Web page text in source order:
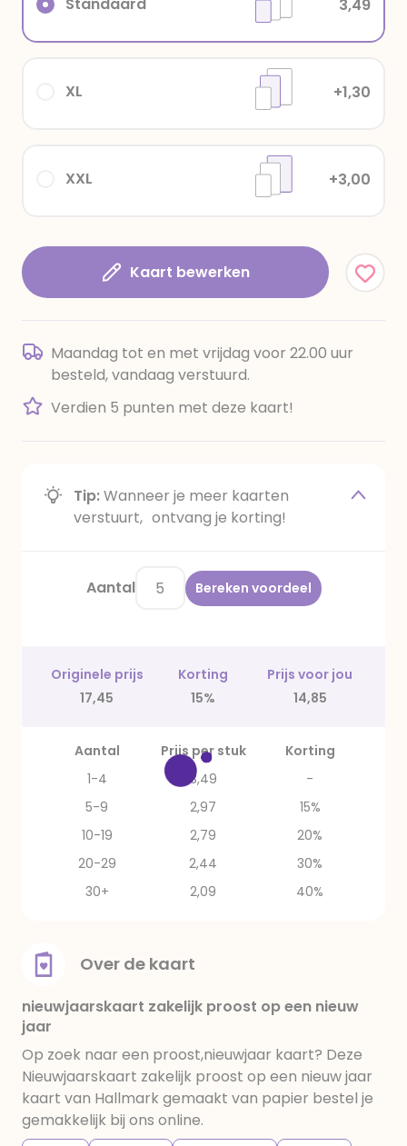
XXL +3,00
XL +1,30
3,49
Kaart bewerken
Maandag tot en met vrijdag voor 22.00 uur
besteld, vandaag verstuurd.
Verdien 5 punten met deze kaart!
Tip:Wanneer je meer kaarten
verstuurt, ontvang je korting!
Aantal Bereken voordeel
Originele prijs Korting
Prijs voor jou
17,45
15% 14,85
Aantal Prijs per stuk
Korting
1-4
3,49
-
5-9
2,97
15%
10-19
2,79
20%
20-29
2,44
30%
30+
2,09 40%
Over de kaart
nieuwjaarskaart zakelijk proost op een nieuw
jaar
Op zoek naar een proost,nieuwjaar kaart? Deze
Nieuwjaarskaart zakelijk proost op een nieuw jaar
kaart van Hallmark gemaakt van papier bestel je
gemakkelijk bij ons online.